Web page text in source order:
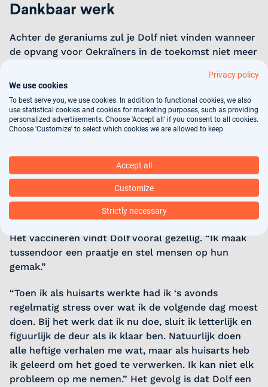
Dankbaar werk
Achter de geraniums zul je Dolf niet vinden wanneer
de opvang voor Oekraïners in de toekomst niet meer
SCEN-arts (2e arts bij euthanasie) en biedt een
aantal weekenden per jaar palliatieve zorg. “Het
trekt me mensen in de laatste fase van hun leven te
begeleiden en te streven naar zo veel mogelijk
fijn dat ik een luisterend oor bied. Dat is echt een
opluchting voor ze. Zo probeer ik die laatste fase
wat draaglijker te maken. Ik doe dat met plezier, hoe
gek het misschien klinkt. Het geeft echt voldoening
en is dankbaar werk waar ik extra energie van krijg.”
Het vaccineren vindt Dolf vooral gezellig. “Ik maak
tussendoor een praatje en stel mensen op hun
gemak.”
“Toen ik als huisarts werkte had ik ‘s avonds
regelmatig stress over wat ik de volgende dag moest
doen. Bij het werk dat ik nu doe, sluit ik letterlijk en
figuurlijk de deur als ik klaar ben. Natuurlijk doen
alle heftige verhalen me wat, maar als huisarts heb
ik geleerd om het goed te verwerken. Ik kan niet elk
probleem op me nemen.” Het gevolg is dat Dolf een
Privacy policy
We use cookies
To best serve you, we use cookies. In addition to functional cookies, we also
use statistical cookies and cookies for marketing purposes, such as providing
personalized advertisements. Choose 'Accept all' if you consent to all cookies.
Choose 'Customize' to select which cookies we are allowed to keep.
Accept all
Customize
Strictly necessary